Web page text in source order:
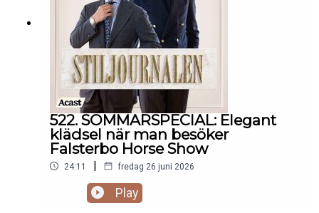
522. SOMMARSPECIAL: Elegant
klädsel när man besöker
Falsterbo Horse Show
24:11 | fredag 26 juni 2026
Play